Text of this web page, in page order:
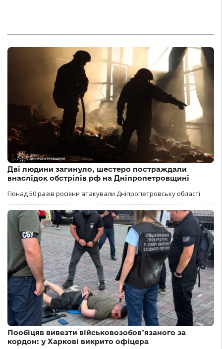
Дві людини загинуло, шестеро постраждали
внаслідок обстрілів рф на Дніпропетровщині
Понад 50 разів росіяни атакували Дніпропетровську області.
Пообіцяв вивезти військовозобов’язаного за
кордон: у Харкові викрито офіцера